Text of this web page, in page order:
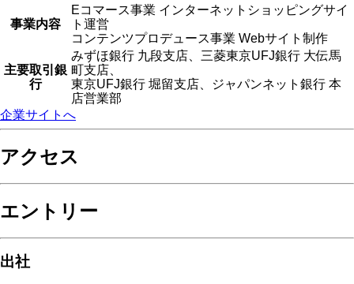
事業内容
Eコマース事業 インターネットショッピングサイ
ト運営
コンテンツプロデュース事業 Webサイト制作
主要取引銀
行
みずほ銀行 九段支店、三菱東京UFJ銀行 大伝馬
町支店、
東京UFJ銀行 堀留支店、ジャパンネット銀行 本
店営業部
企業サイトへ
アクセス
エントリー
出社